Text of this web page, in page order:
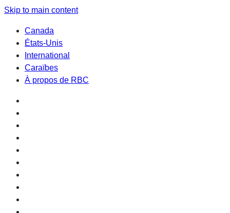
Skip to main content
Canada
États-Unis
International
Caraïbes
À propos de RBC